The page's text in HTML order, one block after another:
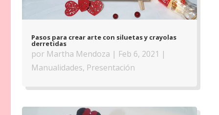
Pasos para crear arte con siluetas y crayolas
derretidas
por Martha Mendoza | Feb 6, 2021 |
Manualidades, Presentación